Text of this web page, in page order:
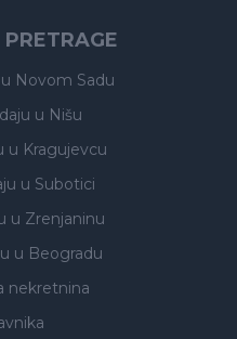
u Novom Sadu
u Nišu
u Kragujevcu
u Subotici
u Zrenjaninu
u Beogradu
nekretnina